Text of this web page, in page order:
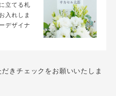
立てる札
入れしま
デザイナ
きチェックをお願いいたしま